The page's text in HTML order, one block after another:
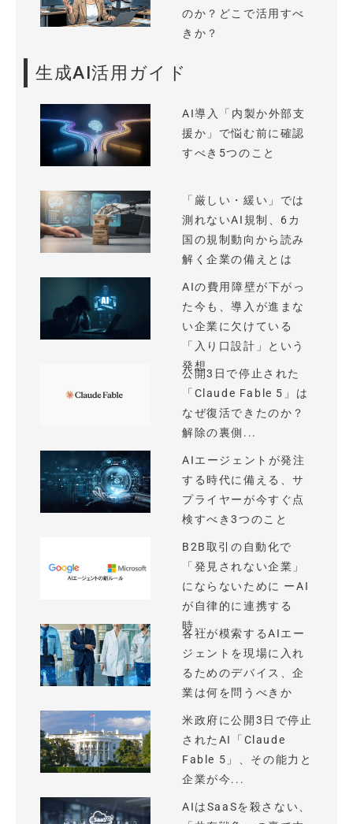
のか？どこで活用すべ
きか？
生成AI活用ガイド
AI導入「内製か外部支
援か」で悩む前に確認
すべき5つのこと
「厳しい・緩い」では
測れないAI規制、6カ
国の規制動向から読み
解く企業の備えとは
AIの費用障壁が下がっ
た今も、導入が進まな
い企業に欠けている
「入り口設計」という
発想
公開3日で停止された
「Claude Fable 5」は
なぜ復活できたのか？
解除の裏側...
AIエージェントが発注
する時代に備える、サ
プライヤーが今すぐ点
検すべき3つのこと
B2B取引の自動化で
「発見されない企業」
にならないために ーAI
が自律的に連携する
時...
各社が模索するAIエー
ジェントを現場に入れ
るためのデバイス、企
業は何を問うべきか
米政府に公開3日で停止
されたAI「Claude
Fable 5」、その能力と
企業が今...
AIはSaaSを殺さない、